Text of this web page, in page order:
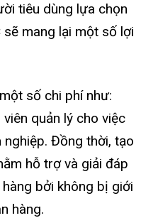
tiêu dùng lựa chọn
sẽ mang lại một số lợi
số chi phí như:
quản lý cho việc
nghiệp. Đồng thời, tạo
hỗ trợ và giải đáp
bởi không bị giới
hàng.